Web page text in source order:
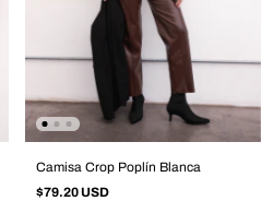
Camisa Crop Poplín Blanca
$79.20 USD